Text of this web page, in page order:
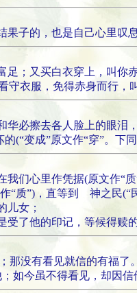
子的，也是自己心里叹
足；又买白衣穿上，叫你
守衣服，免得赤身而行，
必擦去各人脸上的眼泪
(“变成”原文作“穿”。下
们心里作凭据(原文作“质
“质”)，直等到 神之民(“
女；
了他的印记，等候得赎的
那没有看见就信的有福了
如今虽不得看见，却因信